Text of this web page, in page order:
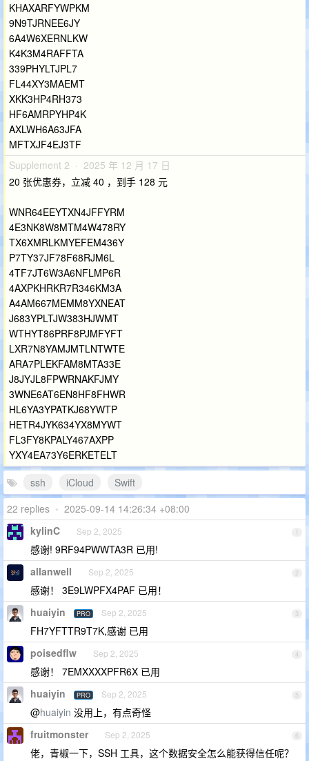
KHAXARFYWPKM
9N9TJRNEE6JY
6A4W6XERNLKW
K4K3M4RAFFTA
339PHYLTJPL7
FL44XY3MAEMT
XKK3HP4RH373
HF6AMRPYHP4K
AXLWH6A63JFA
MFTXJF4EJ3TF
Supplement 2 · 2025 年 12 月 17 日
20 张优惠券，立减 40 ，到手 128 元
WNR64EEYTXN4JFFYRM
4E3NK8W8MTM4W478RY
TX6XMRLKMYEFEM436Y
P7TY37JF78F68RJM6L
4TF7JT6W3A6NFLMP6R
4AXPKHRKR7R346KM3A
A4AM667MEMM8YXNEAT
J683YPLTJW383HJWMT
WTHYT86PRF8PJMFYFT
LXR7N8YAMJMTLNTWTE
ARA7PLEKFAM8MTA33E
J8JYJL8FPWRNAKFJMY
3WNE6AT6EN8HF8FHWR
HL6YA3YPATKJ68YWTP
HETR4JYK634YX8MYWT
FL3FY8KPALY467AXPP
YXY4EA73Y6ERKETELT
ssh
iCloud
Swift
22 replies • 2025-09-14 14:26:34 +08:00
1
kylinC Sep 2, 2025
感谢! 9RF94PWWTA3R 已用!
2
allanwell Sep 2, 2025
感谢！ 3E9LWPFX4PAF 已用！
3
huaiyin PRO Sep 2, 2025
FH7YFTTR9T7K,感谢 已用
4
poisedflw Sep 2, 2025
感谢！ 7EMXXXXPFR6X 已用
5
huaiyin PRO Sep 2, 2025
@huaiyin 没用上，有点奇怪
6
fruitmonster Sep 2, 2025
佬，青椒一下，SSH 工具，这个数据安全怎么能获得信任呢？